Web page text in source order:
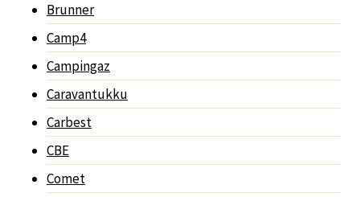
Brunner
Camp4
Campingaz
Caravantukku
Carbest
CBE
Comet